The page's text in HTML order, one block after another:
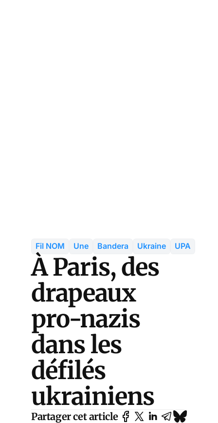
Fil NOM Une Bandera Ukraine UPA
À Paris, des
drapeaux
pro-nazis
dans les
défilés
ukrainiens
Partager cet article